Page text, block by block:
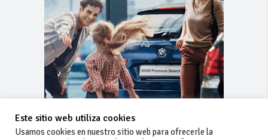
Este sitio web utiliza cookies
Usamos cookies en nuestro sitio web para ofrecerle la